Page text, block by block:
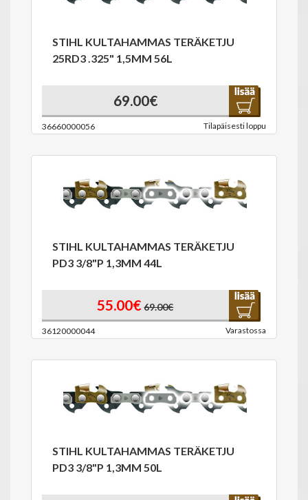
STIHL KULTAHAMMAS TERÄKETJU
25RD3 .325" 1,5MM 56L
69.00€
36660000056 Tilapäisesti loppu
STIHL KULTAHAMMAS TERÄKETJU
PD3 3/8"P 1,3MM 44L
55.00€ 69.00€
36120000044 Varastossa
STIHL KULTAHAMMAS TERÄKETJU
PD3 3/8"P 1,3MM 50L